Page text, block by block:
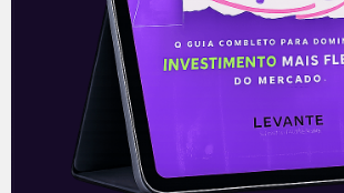
ao segundo trimestre de 2021. A
Leia mais
13/08/2021